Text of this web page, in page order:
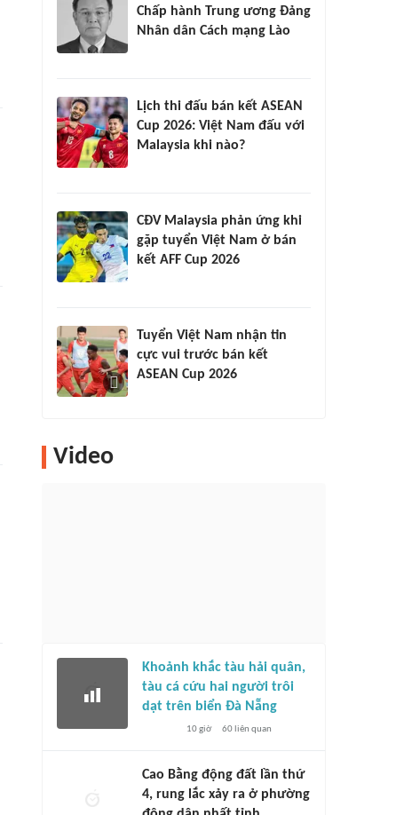
Chấp hành Trung ương Đảng
Nhân dân Cách mạng Lào
Lịch thi đấu bán kết ASEAN
Cup 2026: Việt Nam đấu với
Malaysia khi nào?
CĐV Malaysia phản ứng khi
gặp tuyển Việt Nam ở bán
kết AFF Cup 2026
Tuyển Việt Nam nhận tin
cực vui trước bán kết
ASEAN Cup 2026
Video
Khoảnh khắc tàu hải quân,
tàu cá cứu hai người trôi
dạt trên biển Đà Nẵng
10 giờ 60liên quan
Cao Bằng động đất lần thứ
4, rung lắc xảy ra ở phường